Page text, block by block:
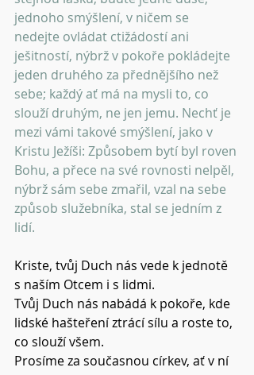
jednoho smýšlení, v ničem se
nedejte ovládat ctižádostí ani
ješitností, nýbrž v pokoře pokládejte
jeden druhého za přednějšího než
sebe; každý ať má na mysli to, co
slouží druhým, ne jen jemu. Nechť je
mezi vámi takové smýšlení, jako v
Kristu Ježíši: Způsobem bytí byl roven
Bohu, a přece na své rovnosti nelpěl,
nýbrž sám sebe zmařil, vzal na sebe
způsob služebníka, stal se jedním z
lidí.
Kriste, tvůj Duch nás vede k jednotě
s naším Otcem i s lidmi.
Tvůj Duch nás nabádá k pokoře, kde
lidské hašteření ztrácí sílu a roste to,
co slouží všem.
Prosíme za současnou církev, ať v ní